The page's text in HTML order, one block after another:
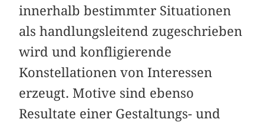
innerhalb bestimmter Situationen
als handlungsleitend zugeschrieben
wird und konfligierende
Konstellationen von Interessen
erzeugt. Motive sind ebenso
Resultate einer Gestaltungs- und